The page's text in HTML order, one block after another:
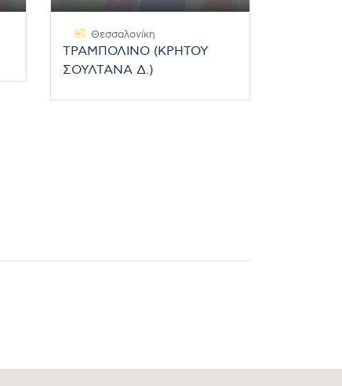
Θεσσαλονίκη
ΤΡΑΜΠΟΛΙΝΟ (ΚΡΗΤΟΥ
ΣΟΥΛΤΑΝΑ Δ.)